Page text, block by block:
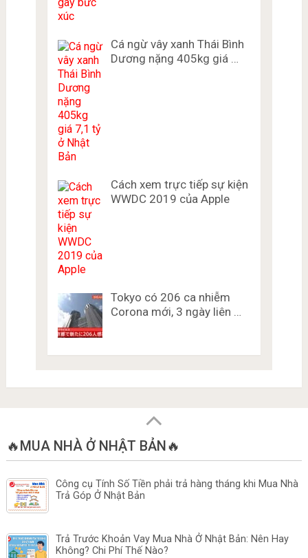
Cá ngừ vây xanh Thái Bình
Dương nặng 405kg giá …
Cách xem trực tiếp sự kiện
WWDC 2019 của Apple
Tokyo có 206 ca nhiễm
Corona mới, 3 ngày liên …
🔥MUA NHÀ Ở NHẬT BẢN🔥
Công cụ Tính Số Tiền phải trả hàng tháng khi Mua Nhà
Trả Góp Ở Nhật Bản
Trả Trước Khoản Vay Mua Nhà Ở Nhật Bản: Nên Hay
Không? Chi Phí Thế Nào?